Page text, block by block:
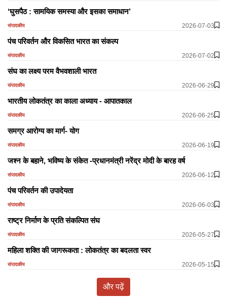
‘घुसपैठ : सामयिक समस्या और इसका समाधान’
संपादकीय 2026-07-03
पंच परिवर्तन और विकसित भारत का संकल्प
संपादकीय 2026-07-02
संघ का लक्ष्य परम वैभवशाली भारत
संपादकीय 2026-06-29
भारतीय लोकतंत्र का काला अध्याय - आपातकाल
संपादकीय 2026-06-25
समग्र आरोग्य का मार्ग- योग
संपादकीय 2026-06-19
जश्न के बहाने, भविष्य के संकेत -प्रधानमंत्री नरेंद्र मोदी के बारह वर्ष
संपादकीय 2026-06-12
पंच परिवर्तन की उपादेयता
संपादकीय 2026-06-03
राष्ट्र निर्माण के प्रति संकल्पित संघ
संपादकीय 2026-05-27
महिला शक्ति की जागरूकता : लोकतंत्र का बदलता स्वर
संपादकीय 2026-05-15
और पढ़ें